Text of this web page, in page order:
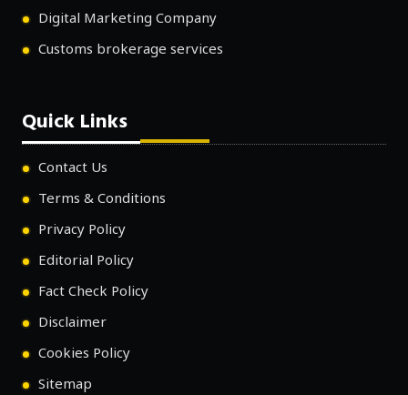
Digital Marketing Company
Customs brokerage services
Quick Links
Contact Us
Terms & Conditions
Privacy Policy
Editorial Policy
Fact Check Policy
Disclaimer
Cookies Policy
Sitemap